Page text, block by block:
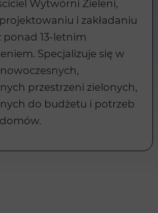
Wytwórni Zieleni,
i zakładaniu
13-letnim
Specjalizuje się w
przestrzeni zielonych,
do budżetu i potrzeb